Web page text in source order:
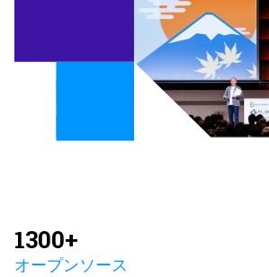
1300+
オープンソース